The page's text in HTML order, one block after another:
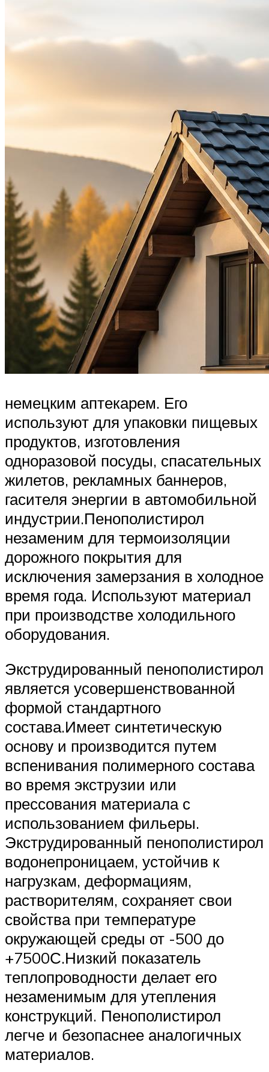
немецким аптекарем. Его
используют для упаковки пищевых
продуктов, изготовления
одноразовой посуды, спасательных
жилетов, рекламных баннеров,
гасителя энергии в автомобильной
индустрии.Пенополистирол
незаменим для термоизоляции
дорожного покрытия для
исключения замерзания в холодное
время года. Используют материал
при производстве холодильного
оборудования.
Экструдированный пенополистирол
является усовершенствованной
формой стандартного
состава.Имеет синтетическую
основу и производится путем
вспенивания полимерного состава
во время экструзии или
прессования материала с
использованием фильеры.
Экструдированный пенополистирол
водонепроницаем, устойчив к
нагрузкам, деформациям,
растворителям, сохраняет свои
свойства при температуре
окружающей среды от -500 до
+7500С.Низкий показатель
теплопроводности делает его
незаменимым для утепления
конструкций. Пенополистирол
легче и безопаснее аналогичных
материалов.